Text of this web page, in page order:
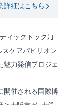
詳細はこちら
ィックトック）」
スケアパビリオン
魅力発信プロジェ
開催される国際博